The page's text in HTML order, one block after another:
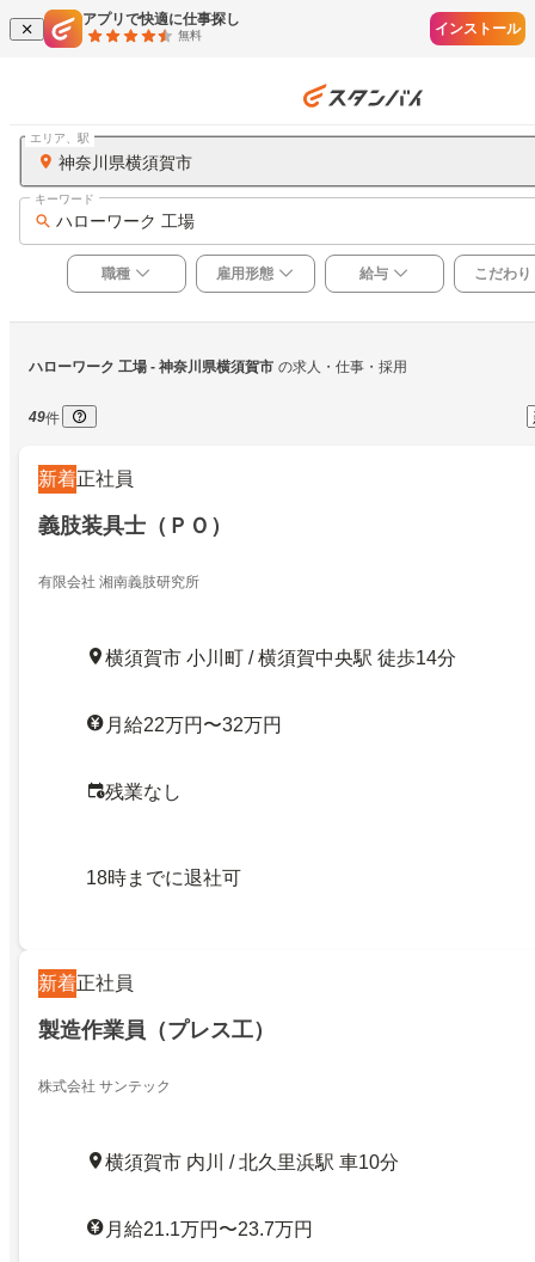
アプリで快適に仕事探し
無料 インストール
神奈川県横須賀市
エリア、駅
ハローワーク 工場
キーワード
職種 雇用形態 給与 こだわり
ハローワーク 工場 - 神奈川県横須賀市 の求人・仕事・採用
49件
新着正社員
義肢装具士（ＰＯ）
有限会社 湘南義肢研究所
横須賀市 小川町 / 横須賀中央駅 徒歩14分
月給22万円〜32万円
残業なし
18時までに退社可
新着正社員
製造作業員（プレス工）
株式会社 サンテック
横須賀市 内川 / 北久里浜駅 車10分
月給21.1万円〜23.7万円